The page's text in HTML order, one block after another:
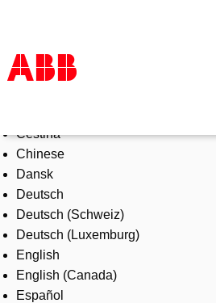
Products & Solutions
Industries
Services
About us
Where to buy
Contact us
Careers
Čeština
Chinese
Dansk
Deutsch
Deutsch (Schweiz)
Deutsch (Luxemburg)
English
English (Canada)
Español